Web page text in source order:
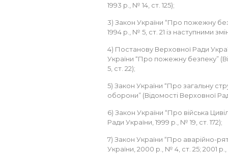
1993 р., № 14, ст. 125);
3) Закон України “Про пожежну
1994 р., № 5, ст. 21 із наступними
4) Постанову Верховної Ради
України “Про пожежну безпеку”
5, ст. 22);
5) Закон України “Про загальну
оборони” (Відомості Верховної
6) Закон України “Про війська
Ради України, 1999 р., № 19, ст. 172);
7) Закон України “Про аварійно-
України, 2000 р., № 4, ст. 25; 2001